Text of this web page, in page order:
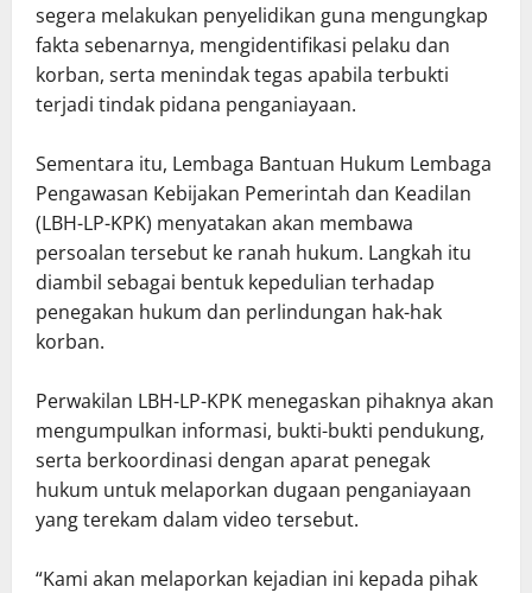
segera melakukan penyelidikan guna mengungkap
fakta sebenarnya, mengidentifikasi pelaku dan
korban, serta menindak tegas apabila terbukti
terjadi tindak pidana penganiayaan.
Sementara itu, Lembaga Bantuan Hukum Lembaga
Pengawasan Kebijakan Pemerintah dan Keadilan
(LBH-LP-KPK) menyatakan akan membawa
persoalan tersebut ke ranah hukum. Langkah itu
diambil sebagai bentuk kepedulian terhadap
penegakan hukum dan perlindungan hak-hak
korban.
Perwakilan LBH-LP-KPK menegaskan pihaknya akan
mengumpulkan informasi, bukti-bukti pendukung,
serta berkoordinasi dengan aparat penegak
hukum untuk melaporkan dugaan penganiayaan
yang terekam dalam video tersebut.
“Kami akan melaporkan kejadian ini kepada pihak